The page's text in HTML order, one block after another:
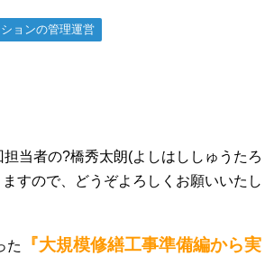
ョンの管理運営
当者の?橋秀太朗(よしはししゅうたろ
すので、どうぞよろしくお願いいたし
た
『大規模修繕工事準備編から実